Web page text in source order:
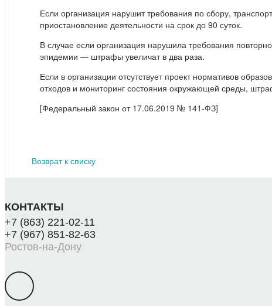
Если организация нарушит требования по сбору,
приостановление деятельности на срок до 90 суток.
В случае если организация нарушила требования
эпидемии — штрафы увеличат в два раза.
Если в организации отсутствует проект нормативов
отходов и мониторинг состояния окружающей среды,
[Федеральный закон от 17.06.2019 № 141-ФЗ]
Возврат к списку
КОНТАКТЫ
+7 (863) 221-02-11
+7 (967) 851-82-63
Ростов-на-Дону